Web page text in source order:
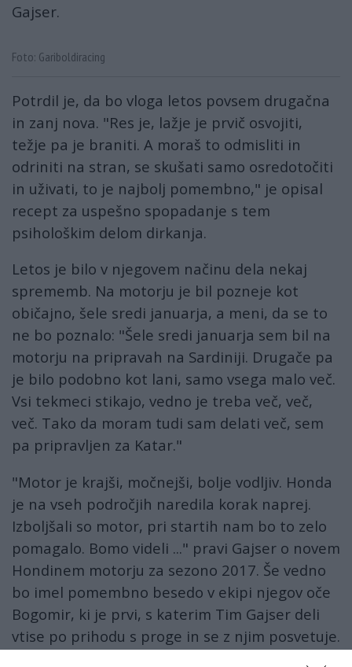
Gajser.
Foto: Gariboldiracing
Potrdil je, da bo vloga letos povsem drugačna
in zanj nova. "Res je, lažje je prvič osvojiti,
težje pa je braniti. A moraš to odmisliti in
odriniti na stran, se skušati samo osredotočiti
in uživati, to je najbolj pomembno," je opisal
recept za uspešno spopadanje s tem
psihološkim delom dirkanja.
Letos je bilo v njegovem načinu dela nekaj
sprememb. Na motorju je bil pozneje kot
običajno, šele sredi januarja, a meni, da se to
ne bo poznalo: "Šele sredi januarja sem bil na
motorju na pripravah na Sardiniji. Drugače pa
je bilo podobno kot lani, samo vsega malo več.
Vsi tekmeci stikajo, vedno je treba več, več,
več. Tako da moram tudi sam delati več, sem
pa pripravljen za Katar."
"Motor je krajši, močnejši, bolje vodljiv. Honda
je na vseh področjih naredila korak naprej.
Izboljšali so motor, pri startih nam bo to zelo
pomagalo. Bomo videli ..." pravi Gajser o novem
Hondinem motorju za sezono 2017. Še vedno
bo imel pomembno besedo v ekipi njegov oče
Bogomir, ki je prvi, s katerim Tim Gajser deli
vtise po prihodu s proge in se z njim posvetuje.